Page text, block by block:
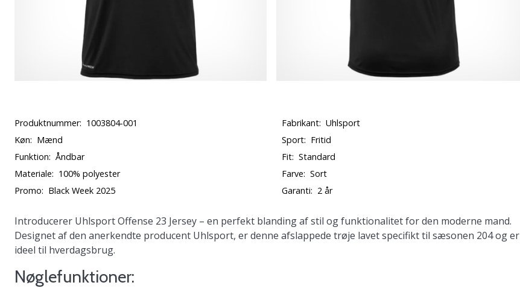
Produktnummer: 1003804-001 Fabrikant: Uhlsport
Køn: Mænd Sport: Fritid
Funktion: Åndbar Fit: Standard
Materiale: 100% polyester Farve: Sort
Promo: Black Week 2025 Garanti: 2 år
Introducerer Uhlsport Offense 23 Jersey – en perfekt blanding af stil og funktionalitet for den moderne mand.
Designet af den anerkendte producent Uhlsport, er denne afslappede trøje lavet specifikt til sæsonen 204 og er
ideel til hverdagsbrug.
Nøglefunktioner: